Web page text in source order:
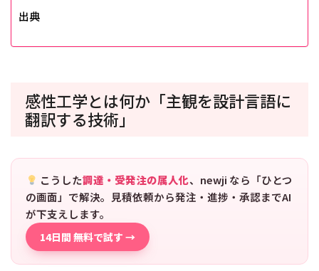
出典
感性工学とは何か――「主観を設計言語に
翻訳する技術」
こうした調達・受発注の属人化、newji なら「ひとつ
の画面」で解決。見積依頼から発注・進捗・承認までAI
が下支えします。
14日間 無料で試す →